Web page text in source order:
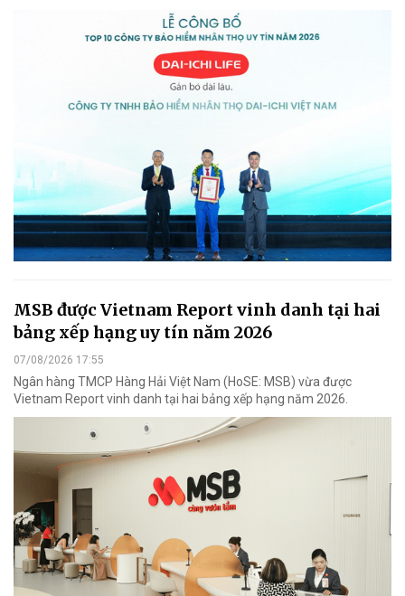
MSB được Vietnam Report vinh danh tại hai
bảng xếp hạng uy tín năm 2026
07/08/2026 17:55
Ngân hàng TMCP Hàng Hải Việt Nam (HoSE: MSB) vừa được
Vietnam Report vinh danh tại hai bảng xếp hạng năm 2026.